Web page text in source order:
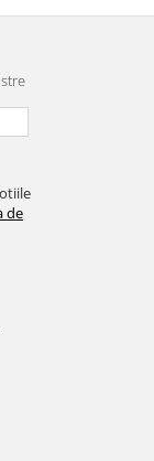
neplacut in
sau tigara.
de